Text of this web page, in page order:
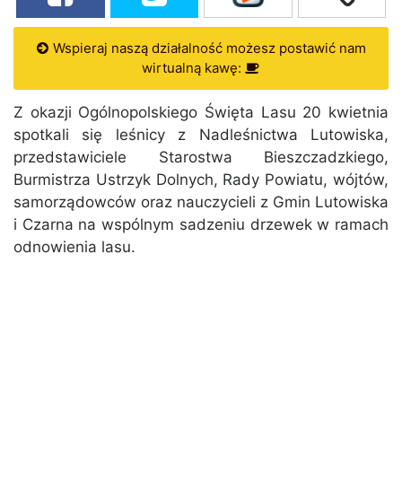
Wspieraj naszą działalność możesz postawić nam
wirtualną kawę:
Z okazji Ogólnopolskiego Święta Lasu 20 kwietnia
spotkali się leśnicy z Nadleśnictwa Lutowiska,
przedstawiciele Starostwa Bieszczadzkiego,
Burmistrza Ustrzyk Dolnych, Rady Powiatu, wójtów,
samorządowców oraz nauczycieli z Gmin Lutowiska
i Czarna na wspólnym sadzeniu drzewek w ramach
odnowienia lasu.